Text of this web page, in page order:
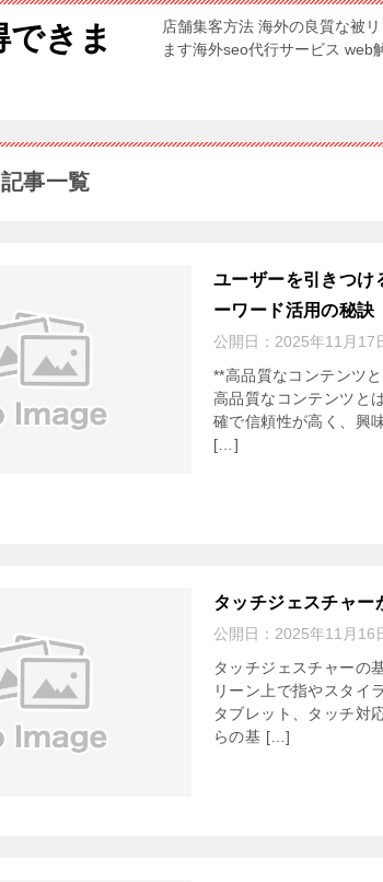
きま
店舗集客方法 海外の良質な被
ます海外seo代行サービス web
事一覧
ユーザーを引きつけ
ーワード活用の秘訣
公開日： 2025年11月17
**高品質なコンテンツ
高品質なコンテンツと
確で信頼性が高く、興
[…]
タッチジェスチャ
公開日： 2025年11月16
タッチジェスチャーの
リーン上で指やスタイ
タブレット、タッチ対
らの基 […]